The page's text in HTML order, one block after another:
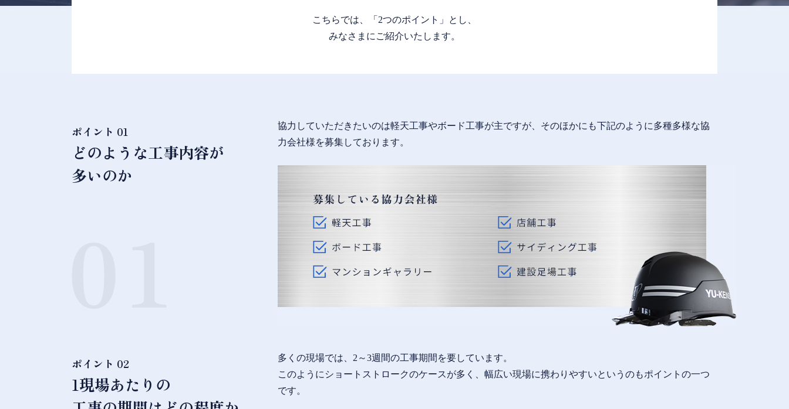
こちらでは、「2つのポイント」とし、
みなさまにご紹介いたします。
ポイント 01
どのような工事内容が
多いのか
協力していただきたいのは軽天工事やボード工事が主ですが、そのほかにも下記のように多種多様な協
力会社様を募集しております。
ポイント 02
1現場あたりの
多くの現場では、2～3週間の工事期間を要しています。
このようにショートストロークのケースが多く、幅広い現場に携わりやすいというのもポイントの一つ
です。